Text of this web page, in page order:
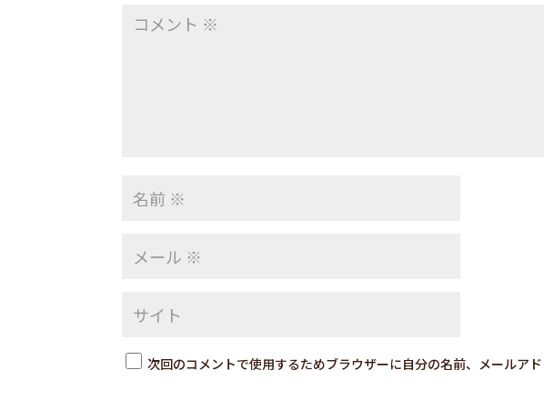
次回のコメントで使用するためブラウザーに自分の名前、メールアド